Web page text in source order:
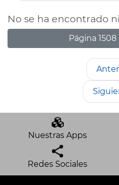
No se ha encontrado
Página 1508
Nuestras Apps
Redes Sociales